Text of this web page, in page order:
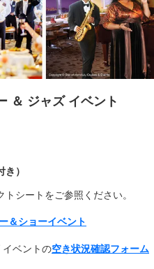
＆ ジャズ イベント
）
シートをご参照ください。
＆ショーイベント
イベントの空き状況確認フォーム